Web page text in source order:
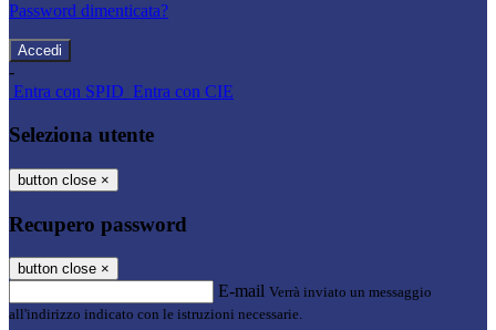
Password dimenticata?
-
Entra con SPID Entra con CIE
Seleziona utente
button close ×
Recupero password
button close ×
E-mail Verrà inviato un messaggio
all'indirizzo indicato con le istruzioni necessarie.